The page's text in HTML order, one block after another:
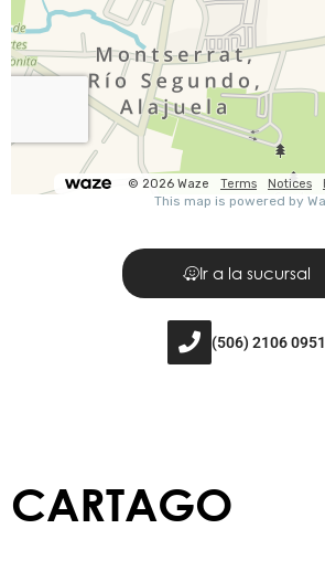
(506) 2106 0951
Ir a la sucursal
CARTAGO